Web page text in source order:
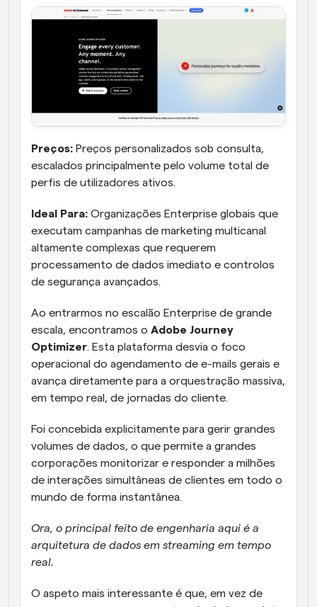
Preços: Preços personalizados sob consulta,
escalados principalmente pelo volume total de
perfis de utilizadores ativos.
Ideal Para: Organizações Enterprise globais que
executam campanhas de marketing multicanal
altamente complexas que requerem
processamento de dados imediato e controlos
de segurança avançados.
Ao entrarmos no escalão Enterprise de grande
escala, encontramos o Adobe Journey
Optimizer. Esta plataforma desvia o foco
operacional do agendamento de e-mails gerais e
avança diretamente para a orquestração massiva,
em tempo real, de jornadas do cliente.
Foi concebida explicitamente para gerir grandes
volumes de dados, o que permite a grandes
corporações monitorizar e responder a milhões
de interações simultâneas de clientes em todo o
mundo de forma instantânea.
Ora, o principal feito de engenharia aqui é a
arquitetura de dados em streaming em tempo
real.
O aspeto mais interessante é que, em vez de